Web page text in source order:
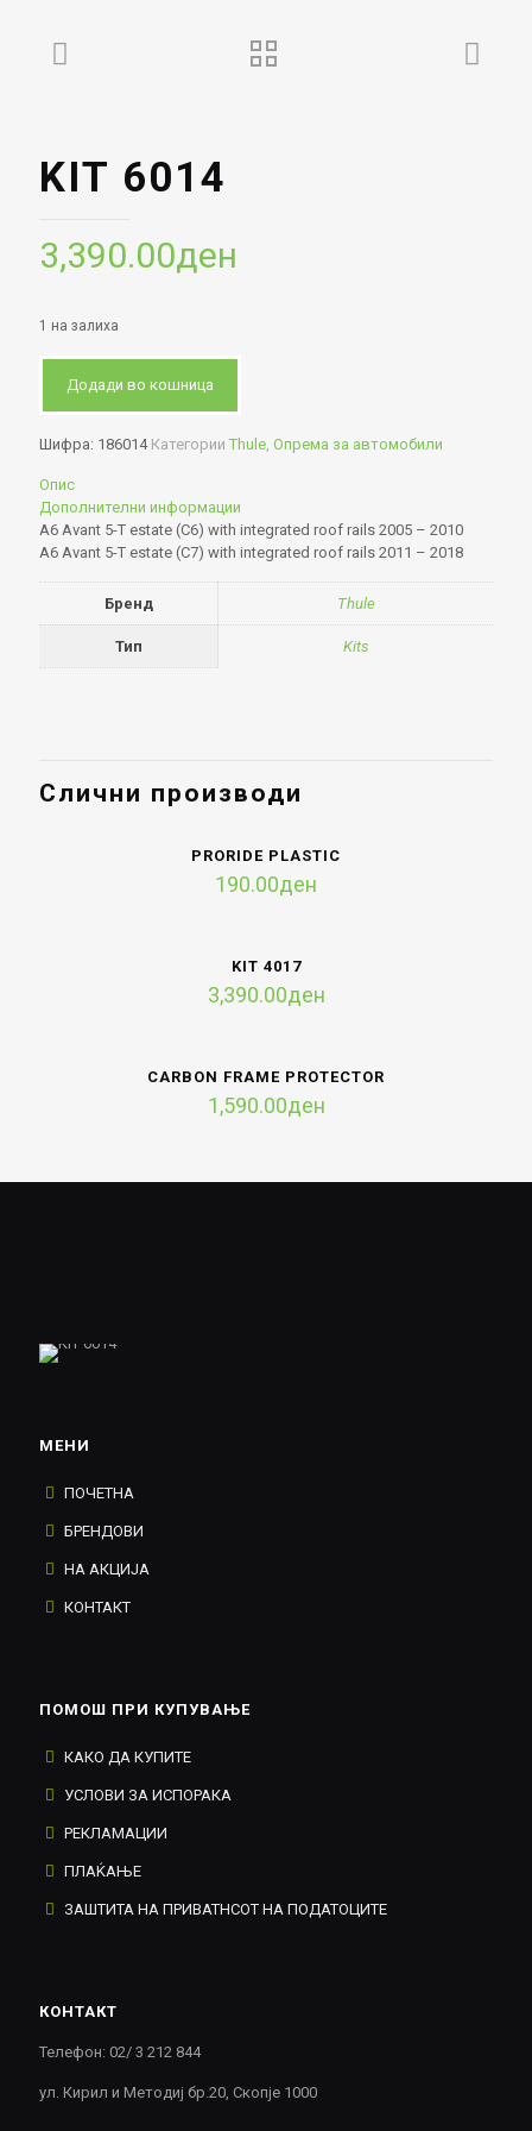
KIT 6014
3,390.00ден
1 на залиха
Додади во кошница
Шифра: 186014 Категории Thule, Опрема за автомобили
Опис
Дополнителни информации
A6 Avant 5-T estate (C6) with integrated roof rails 2005 – 2010
A6 Avant 5-T estate (C7) with integrated roof rails 2011 – 2018
Бренд Thule
Тип Kits
Слични производи
PRORIDE PLASTIC
190.00ден
KIT 4017
3,390.00ден
CARBON FRAME PROTECTOR
1,590.00ден
МЕНИ
ПОЧЕТНА
БРЕНДОВИ
НА АКЦИЈА
КОНТАКТ
ПОМОШ ПРИ КУПУВАЊЕ
КАКО ДА КУПИТЕ
УСЛОВИ ЗА ИСПОРАКА
РЕКЛАМАЦИИ
ПЛАЌАЊЕ
ЗАШТИТА НА ПРИВАТНСОТ НА ПОДАТОЦИТЕ
КОНТАКТ
Телефон: 02/ 3 212 844
ул. Кирил и Методиј бр.20, Скопје 1000